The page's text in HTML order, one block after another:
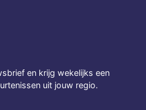
en krijg wekelijks een
uit jouw regio.